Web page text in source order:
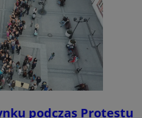
podczas Protestu